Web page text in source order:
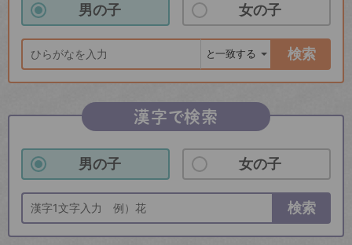
男の子 女の子
検索
漢字で検索
男の子 女の子
検索